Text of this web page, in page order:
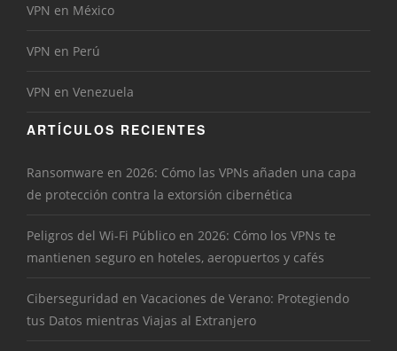
VPN en México
VPN en Perú
VPN en Venezuela
ARTÍCULOS RECIENTES
Ransomware en 2026: Cómo las VPNs añaden una capa
de protección contra la extorsión cibernética
Peligros del Wi-Fi Público en 2026: Cómo los VPNs te
mantienen seguro en hoteles, aeropuertos y cafés
Ciberseguridad en Vacaciones de Verano: Protegiendo
tus Datos mientras Viajas al Extranjero